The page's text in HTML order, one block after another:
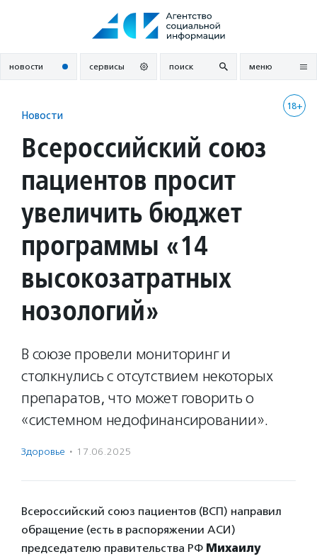
новости сервисы поиск меню
18+
Новости
Всероссийский союз
пациентов просит
увеличить бюджет
программы «14
высокозатратных
нозологий»
В союзе провели мониторинг и
столкнулись с отсутствием некоторых
препаратов, что может говорить о
«системном недофинансировании».
Здоровье · 17.06.2025
Всероссийский союз пациентов (ВСП) направил
обращение (есть в распоряжении АСИ)
председателю правительства РФ Михаилу